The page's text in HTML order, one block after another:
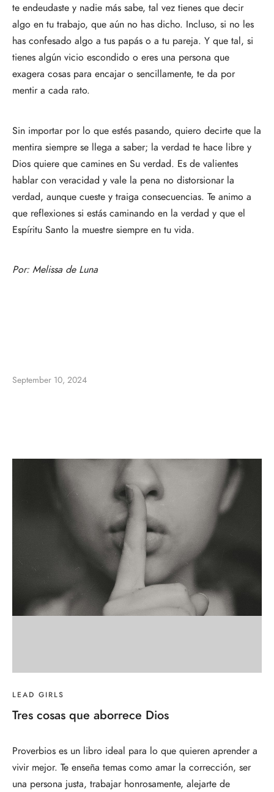
te endeudaste y nadie más sabe, tal vez tienes que decir
algo en tu trabajo, que aún no has dicho. Incluso, si no les
has confesado algo a tus papás o a tu pareja. Y que tal, si
tienes algún vicio escondido o eres una persona que
exagera cosas para encajar o sencillamente, te da por
mentir a cada rato.
Sin importar por lo que estés pasando, quiero decirte que la
mentira siempre se llega a saber; la verdad te hace libre y
Dios quiere que camines en Su verdad. Es de valientes
hablar con veracidad y vale la pena no distorsionar la
verdad, aunque cueste y traiga consecuencias. Te animo a
que reflexiones si estás caminando en la verdad y que el
Espíritu Santo la muestre siempre en tu vida.
Por: Melissa de Luna
September 10, 2024
LEAD GIRLS
Tres cosas que aborrece Dios
Proverbios es un libro ideal para lo que quieren aprender a
vivir mejor. Te enseña temas como amar la corrección, ser
una persona justa, trabajar honrosamente, alejarte de